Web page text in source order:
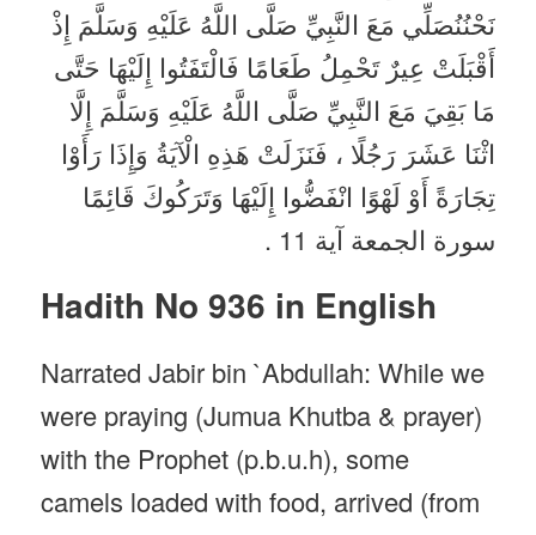
نَحْنُنُصَلِّي مَعَ النَّبِيِّ صَلَّى اللَّهُ عَلَيْهِ وَسَلَّمَ إِذْ
أَقْبَلَتْ عِيرٌ تَحْمِلُ طَعَامًا فَالْتَفَتُوا إِلَيْهَا حَتَّى
مَا بَقِيَ مَعَ النَّبِيِّ صَلَّى اللَّهُ عَلَيْهِ وَسَلَّمَ إِلَّا
اثْنَا عَشَرَ رَجُلًا ، فَنَزَلَتْ هَذِهِ الْآيَةُ وَإِذَا رَأَوْا
تِجَارَةً أَوْ لَهْوًا انْفَضُّوا إِلَيْهَا وَتَرَكُوكَ قَائِمًا
سورة الجمعة آية 11 .
Hadith No 936 in English
Narrated Jabir bin `Abdullah: While we
were praying (Jumua Khutba & prayer)
with the Prophet (p.b.u.h), some
camels loaded with food, arrived (from